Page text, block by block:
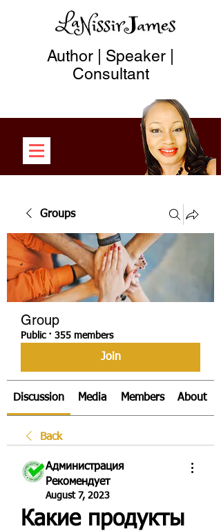
Author | Speaker |
Consultant
Groups
Group
Public · 355 members
Join
Discussion Media Members About
Back
Администрация
Рекомендует
August 7, 2023
Какие продукты